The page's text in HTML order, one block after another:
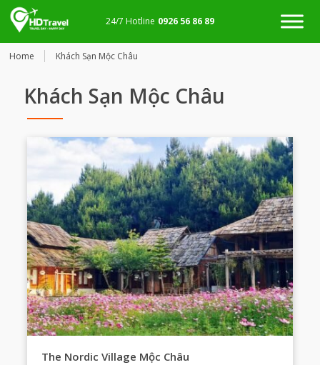
24/7 Hotline 0926 56 86 89
Home Khách Sạn Mộc Châu
Khách Sạn Mộc Châu
The Nordic Village Mộc Châu